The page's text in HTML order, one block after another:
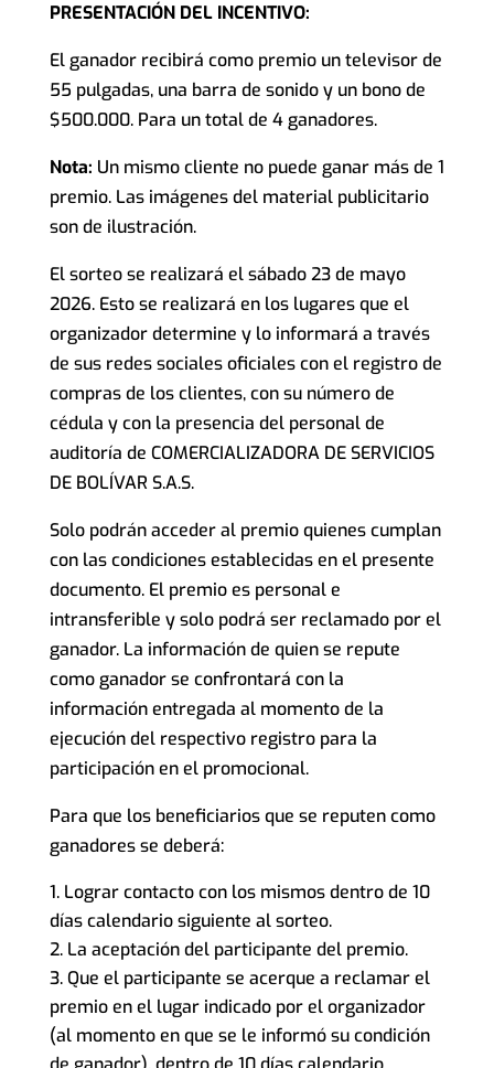
PRESENTACIÓN DEL INCENTIVO:
El ganador recibirá como premio un televisor de
55 pulgadas, una barra de sonido y un bono de
$500.000. Para un total de 4 ganadores.
Nota: Un mismo cliente no puede ganar más de 1
premio. Las imágenes del material publicitario
son de ilustración.
El sorteo se realizará el sábado 23 de mayo
2026. Esto se realizará en los lugares que el
organizador determine y lo informará a través
de sus redes sociales oficiales con el registro de
compras de los clientes, con su número de
cédula y con la presencia del personal de
auditoría de COMERCIALIZADORA DE SERVICIOS
DE BOLÍVAR S.A.S.
Solo podrán acceder al premio quienes cumplan
con las condiciones establecidas en el presente
documento. El premio es personal e
intransferible y solo podrá ser reclamado por el
ganador. La información de quien se repute
como ganador se confrontará con la
información entregada al momento de la
ejecución del respectivo registro para la
participación en el promocional.
Para que los beneficiarios que se reputen como
ganadores se deberá:
Lograr contacto con los mismos dentro de 10
días calendario siguiente al sorteo.
La aceptación del participante del premio.
Que el participante se acerque a reclamar el
premio en el lugar indicado por el organizador
(al momento en que se le informó su condición